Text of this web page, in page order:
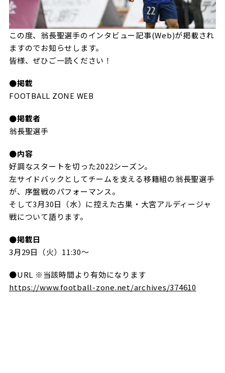
スタジアム観戦ガイド
観戦マナー＆ルール
ビジターサポーターの皆様へ
車イスでの観戦
トレーニングの見学・ファンサービス
ボランティア
ＦＣ町田ゼルビアカレンダー
三輪緑山ベースご利用案内
ゼルビアアシスト協賛企業一覧
ゼルナビ
ゼル塾
ＦＣ町田ゼルビアスポーツクラブ
ゼルビアフットサルパーク
パートナートップ
パートナー企業一覧
お問い合わせ 利用規約
FOLLOW
この度、翁長聖選手のインタビュー記事(Web)が掲載され
ますのでお知らせします。
皆様、ぜひご一読ください！
●掲載
FOOTBALL ZONE WEB
●掲載者
翁長聖選手
●内容
好調なスタートを切った2022シーズン。
左サイドバックとしてチームを支える移籍組の翁長聖選手
が、序盤戦のパフォーマンス。
そして3月30日（水）に控えた古巣・大宮アルディージャ
戦について語ります。
●掲載日
3月29日（火）11:30～
●URL ※当該時間より有効になります
https://www.football-zone.net/archives/374610